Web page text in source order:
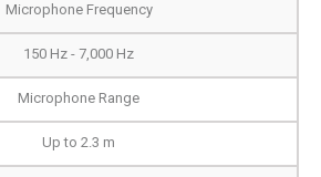
Microphone Frequency
150 Hz - 7,000 Hz
Microphone Range
Up to 2.3 m